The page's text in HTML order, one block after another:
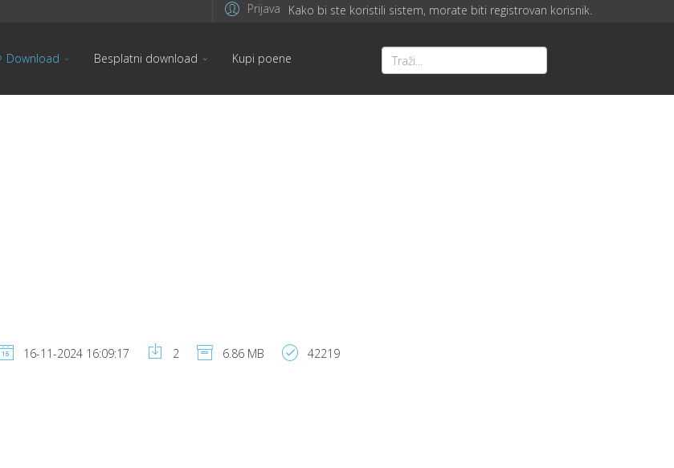
Prijava Kako bi ste koristili sistem, morate biti registrovan korisnik.
Download Besplatni download Kupi poene
16-11-2024 16:09:17 2 6.86 MB 42219